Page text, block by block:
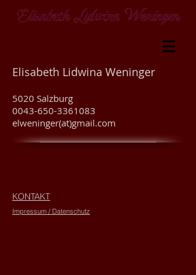
Elisabeth Lidwina Weninger
5020 Salzburg
0043-650-3361083
elweninger(at)gmail.com
KONTAKT
Impressum / Datenschutz